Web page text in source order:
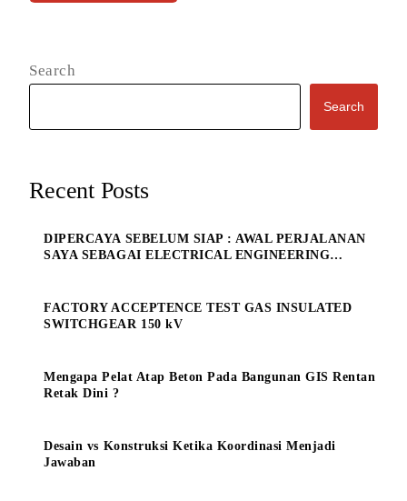
Search
Search
Recent Posts
DIPERCAYA SEBELUM SIAP : AWAL PERJALANAN
SAYA SEBAGAI ELECTRICAL ENGINEERING
FACTORY ACCEPTENCE TEST GAS INSULATED
SWITCHGEAR 150 kV
Mengapa Pelat Atap Beton Pada Bangunan GIS Rentan
Retak Dini ?
Desain vs Konstruksi Ketika Koordinasi Menjadi
Jawaban